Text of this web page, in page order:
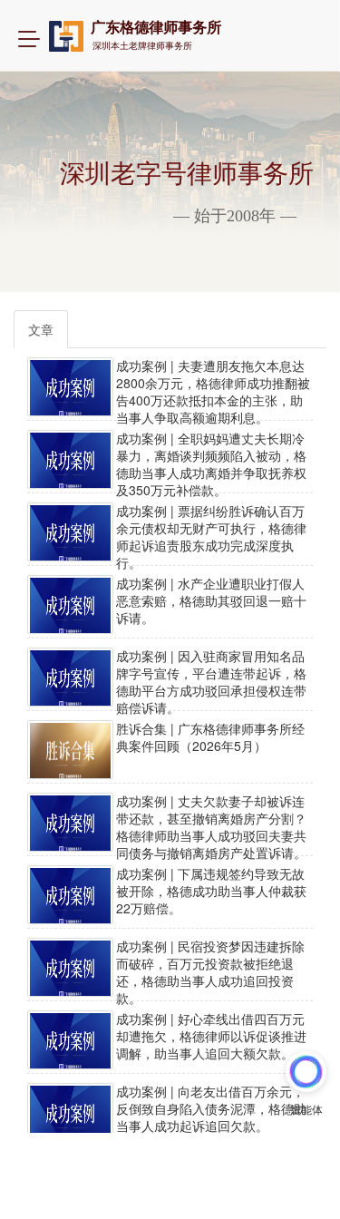
T
g
g
n
a
v
n
广东格德律师事务所
深圳本土老牌律师事务所
深圳老字号律师事务所
— 始于2008年 —
文章
成功案例 | 夫妻遭朋友拖欠本息达
2800余万元，格德律师成功推翻被
告400万还款抵扣本金的主张，助
当事人争取高额逾期利息。
成功案例 | 全职妈妈遭丈夫长期冷
暴力，离婚谈判频频陷入被动，格
德助当事人成功离婚并争取抚养权
及350万元补偿款。
成功案例 | 票据纠纷胜诉确认百万
余元债权却无财产可执行，格德律
师起诉追责股东成功完成深度执
行。
成功案例 | 水产企业遭职业打假人
恶意索赔，格德助其驳回退一赔十
诉请。
成功案例 | 因入驻商家冒用知名品
牌字号宣传，平台遭连带起诉，格
德助平台方成功驳回承担侵权连带
赔偿诉请。
胜诉合集 | 广东格德律师事务所经
典案件回顾（2026年5月）
成功案例 | 丈夫欠款妻子却被诉连
带还款，甚至撤销离婚房产分割？
格德律师助当事人成功驳回夫妻共
同债务与撤销离婚房产处置诉请。
成功案例 | 下属违规签约导致无故
被开除，格德成功助当事人仲裁获
22万赔偿。
成功案例 | 民宿投资梦因违建拆除
而破碎，百万元投资款被拒绝退
还，格德助当事人成功追回投资
款。
成功案例 | 好心牵线出借四百万元
却遭拖欠，格德律师以诉促谈推进
调解，助当事人追回大额欠款。
成功案例 | 向老友出借百万余元，
反倒致自身陷入债务泥潭，格德助
当事人成功起诉追回欠款。